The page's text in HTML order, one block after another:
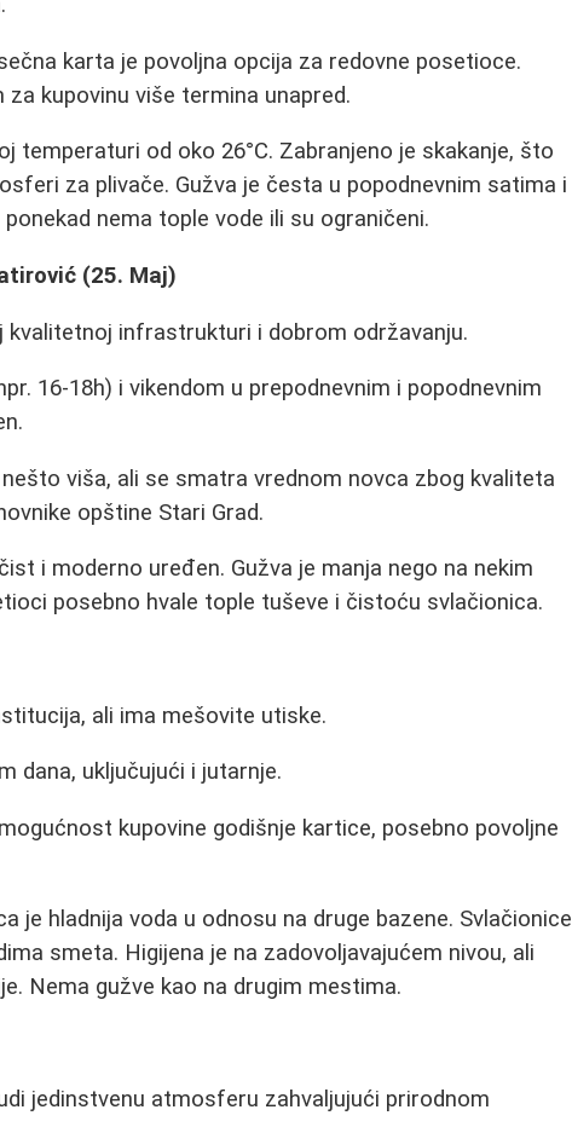
karta je povoljna opcija za redovne posetioce.
kupovinu više termina unapred.
temperaturi od oko 26°C. Zabranjeno je skakanje, što
za plivače. Gužva je česta u popodnevnim satima i
nema tople vode ili su ograničeni.
(25. Maj)
kvalitetnoj infrastrukturi i dobrom održavanju.
16-18h) i vikendom u prepodnevnim i popodnevnim
viša, ali se smatra vrednom novca zbog kvaliteta
opštine Stari Grad.
i moderno uređen. Gužva je manja nego na nekim
posebno hvale tople tuševe i čistoću svlačionica.
ali ima mešovite utiske.
dana, uključujući i jutarnje.
kupovine godišnje kartice, posebno povoljne
je hladnija voda u odnosu na druge bazene. Svlačionice
smeta. Higijena je na zadovoljavajućem nivou, ali
Nema gužve kao na drugim mestima.
jedinstvenu atmosferu zahvaljujući prirodnom